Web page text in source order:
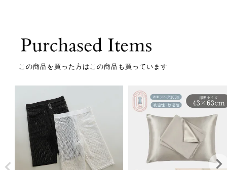
この商品を買った方はこの商品も買っています